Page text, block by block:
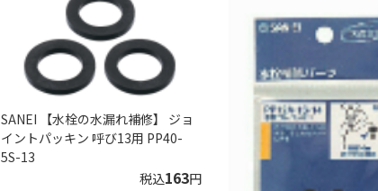
SANEI 【水栓の水漏れ補修】 ジョ
イントパッキン 呼び13用 PP40-
5S-13
税込163円